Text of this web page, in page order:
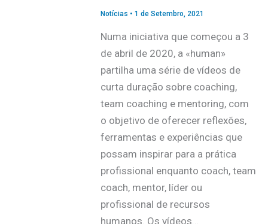
Notícias • 1 de Setembro, 2021
Numa iniciativa que começou a 3
de abril de 2020, a «human»
partilha uma série de vídeos de
curta duração sobre coaching,
team coaching e mentoring, com
o objetivo de oferecer reflexões,
ferramentas e experiências que
possam inspirar para a prática
profissional enquanto coach, team
coach, mentor, líder ou
profissional de recursos
humanos. Os vídeos…